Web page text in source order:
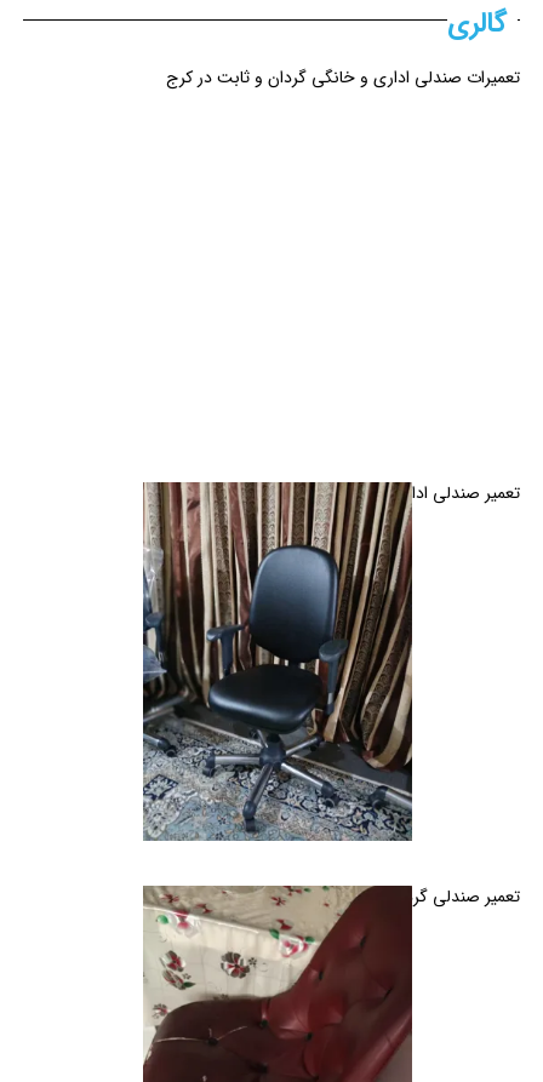
گالری
تعمیرات صندلی اداری و خانگی گردان و ثابت در کرج
تعمیر صندلی اداری در کرج
تعمیر صندلی گردان خانگی در کرج